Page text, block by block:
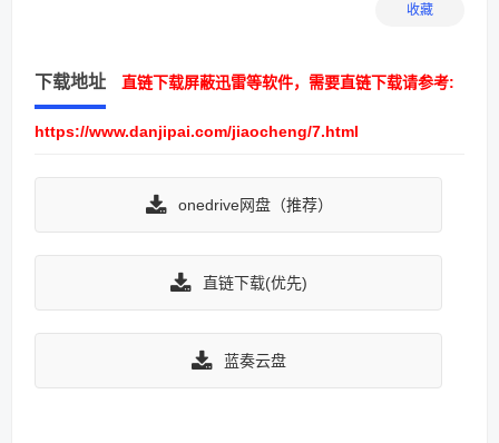
收藏
下载地址 直链下载屏蔽迅雷等软件，需要直链下载请参考:
https://www.danjipai.com/jiaocheng/7.html
onedrive网盘（推荐）
直链下载(优先)
蓝奏云盘